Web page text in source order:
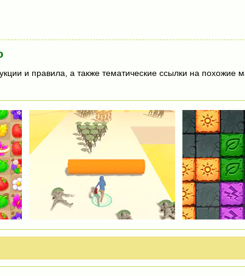
и правила, а также тематические ссылки на похожие